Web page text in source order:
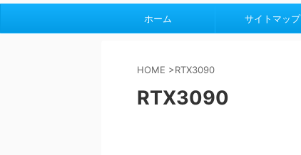
ホーム サイトマップ
HOME >RTX3090
RTX3090